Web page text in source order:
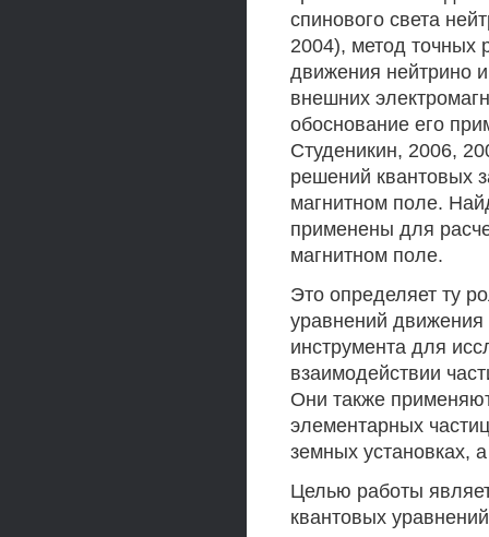
спинового света
2004), метод точных
движения нейтрино
внешних
обоснование его
Студеникин, 2006,
решений квантовых
магнитном поле.
применены для
магнитном поле.
Это определяет ту
уравнений
инструмента для
взаимодействии
Они также
элементарных
земных установках,
Целью работы
квантовых